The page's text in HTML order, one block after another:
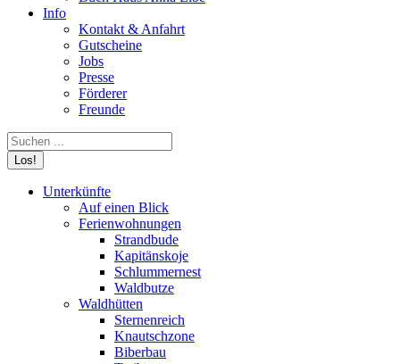
Info
Kontakt & Anfahrt
Gutscheine
Jobs
Presse
Förderer
Freunde
Search:
Unterkünfte
Auf einen Blick
Ferienwohnungen
Strandbude
Kapitänskoje
Schlummernest
Waldbutze
Waldhütten
Sternenreich
Knautschzone
Biberbau